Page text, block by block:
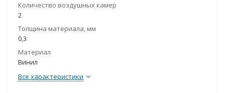
Количество воздушных камер
2
Толщина материала, мм
0,3
Материал
Винил
Все характеристики